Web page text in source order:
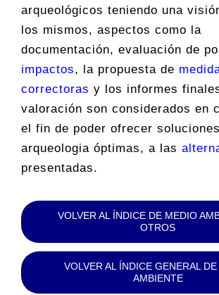
arqueológicos teniendo una
los mismos, aspectos como la
documentación, evaluación de
impactos, la propuesta de
correctoras y los informes
valoración son considerados en
el fin de poder ofrecer
arqueologia óptimas, a las
presentadas.
VOLVER AL ÍNDICE DE MEDIO
OTROS
VOLVER AL ÍNDICE GENERAL
AMBIENTE